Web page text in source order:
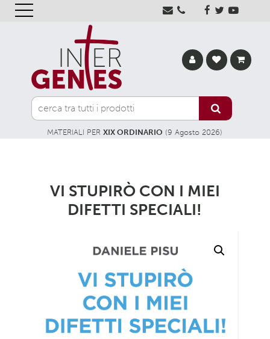
MATERIALI PERXIX ORDINARIO (9 Agosto 2026)
VI STUPIRÒ CON I MIEI
DIFETTI SPECIALI!